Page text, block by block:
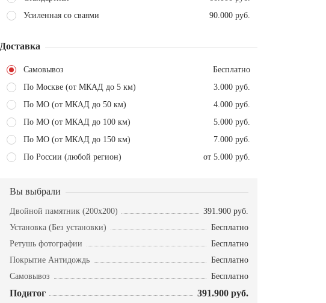
Усиленная со сваями
90.000 руб.
Доставка
Самовывоз
Бесплатно
По Москве (от МКАД до 5 км)
3.000 руб.
По МО (от МКАД до 50 км)
4.000 руб.
По МО (от МКАД до 100 км)
5.000 руб.
По МО (от МКАД до 150 км)
7.000 руб.
По России (любой регион)
от 5.000 руб.
Вы выбрали
Двойной памятник (200х200)
391.900 руб.
Установка (Без установки)
Бесплатно
Ретушь фотографии
Бесплатно
Покрытие Антидождь
Бесплатно
Самовывоз
Бесплатно
Подитог 391.900 руб.